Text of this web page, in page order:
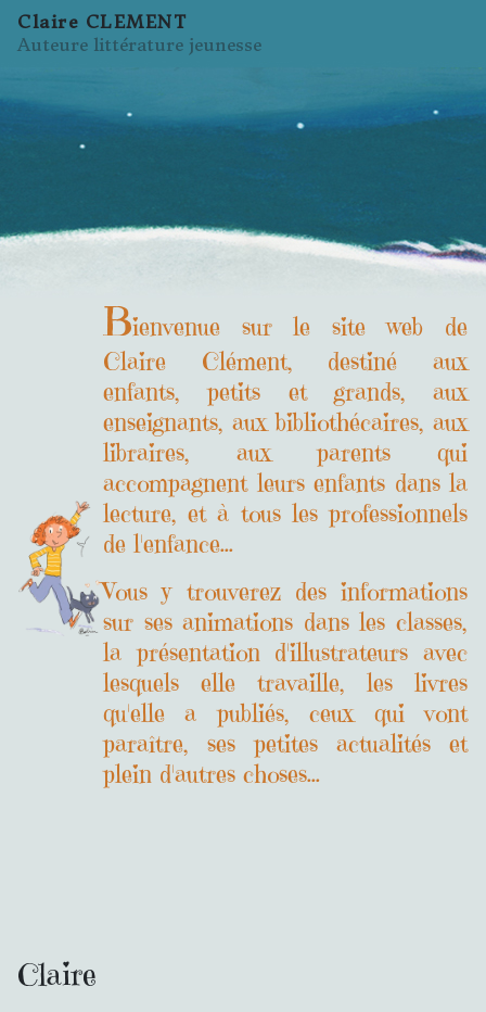
Claire CLEMENT
Auteure littérature jeunesse
Bienvenue sur le site web de
Claire Clément, destiné aux
enfants, petits et grands, aux
enseignants, aux bibliothécaires, aux
libraires, aux parents qui
accompagnent leurs enfants dans la
lecture, et à tous les professionnels
de l'enfance...
Vous y trouverez des informations
sur ses animations dans les classes,
la présentation d'illustrateurs avec
lesquels elle travaille, les livres
qu'elle a publiés, ceux qui vont
paraître, ses petites actualités et
plein d'autres choses...
Claire